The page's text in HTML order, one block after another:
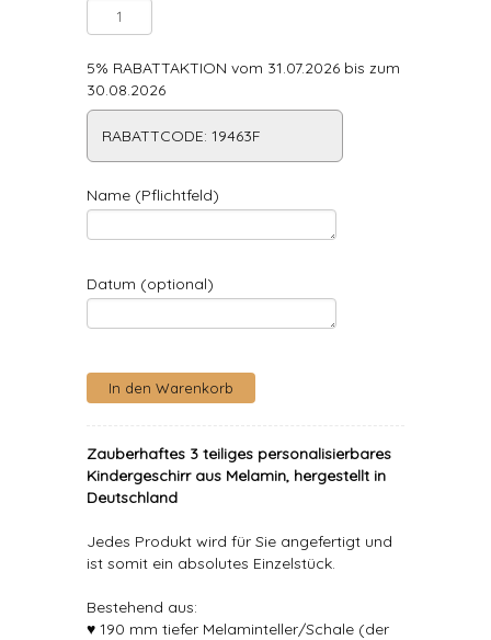
5% RABATTAKTION vom 31.07.2026 bis zum
30.08.2026
RABATTCODE: 19463F
Name (Pflichtfeld)
Datum (optional)
Zauberhaftes 3 teiliges personalisierbares
Kindergeschirr aus Melamin, hergestellt in
Deutschland
Jedes Produkt wird für Sie angefertigt und
ist somit ein absolutes Einzelstück.
Bestehend aus:
♥ 190 mm tiefer Melaminteller/Schale (der